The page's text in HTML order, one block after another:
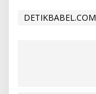
DETIKBABEL.COM